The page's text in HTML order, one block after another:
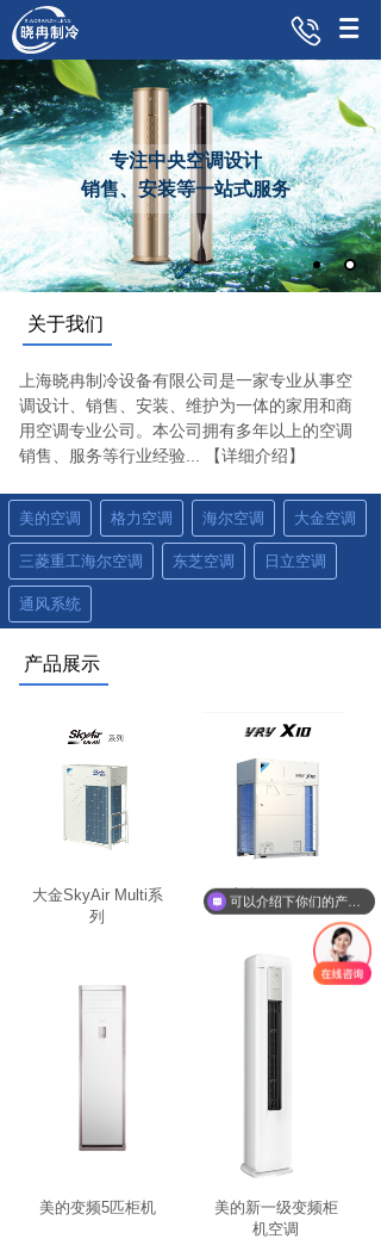
专注中央空调设计
销售、安装等一站式服务
上海晓冉制冷设备有限公司是一家专业从事空
调设计、销售、安装、维护为一体的家用和商
用空调专业公司。本公司拥有多年以上的空调
销售、服务等行业经验...
【详细介绍】
关于我们
美的空调 格力空调 海尔空调 大金空调
三菱重工海尔空调 东芝空调 日立空调
通风系统
产品展示
大金SkyAir Multi系
列
大金VRV X10
美的变频5匹柜机
美的新一级变频柜
机空调
可以介绍下你们的产品么